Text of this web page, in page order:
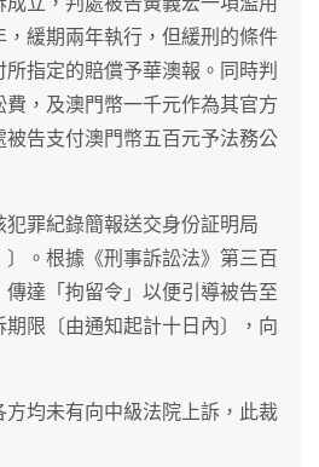
緩期兩年執行，但緩刑的條件
指定的賠償予華澳報。同時判
，及澳門幣一千元作為其官方
告支付澳門幣五百元予法務公
犯罪紀錄簡報送交身份証明局
〕。根據《刑事訴訟法》第三百
達「拘留令」以便引導被告至
限〔由通知起計十日內〕，向
均未有向中級法院上訴，此裁